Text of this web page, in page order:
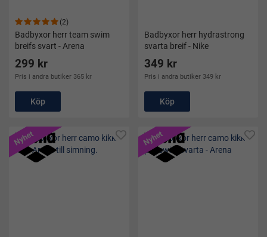
(2)
Badbyxor herr team swim
breifs svart - Arena
299 kr
Pris i andra butiker 365 kr
Köp
Badbyxor herr hydrastrong
svarta breif - Nike
349 kr
Pris i andra butiker 349 kr
Köp
Nyhet Nyhet